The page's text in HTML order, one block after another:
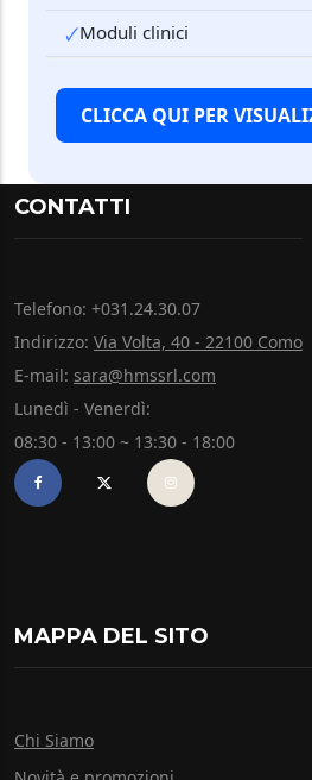
🗸Moduli clinici
CLICCA QUI PER
CONTATTI
Telefono: +031.24.30.07
Indirizzo: Via Volta, 40 - 22100 Como
E-mail: sara@hmssrl.com
Lunedì - Venerdì:
08:30 - 13:00 ~ 13:30 - 18:00
MAPPA DEL SITO
Chi Siamo